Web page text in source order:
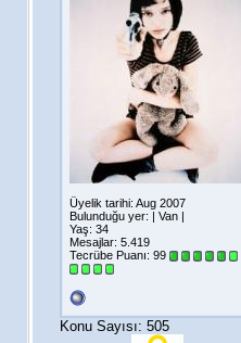
Üyelik tarihi: Aug 2007
Bulunduğu yer: | Van |
Yaş: 34
Mesajlar: 5.419
Tecrübe Puanı: 99
Konu Sayısı: 505